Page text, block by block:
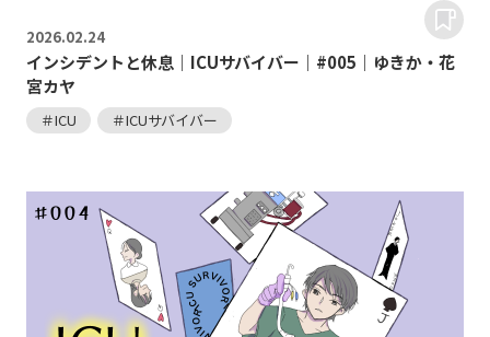
2026.02.24
インシデントと休息｜ICUサバイバー｜#005｜ゆきか・花
宮カヤ
＃ICU ＃ICUサバイバー